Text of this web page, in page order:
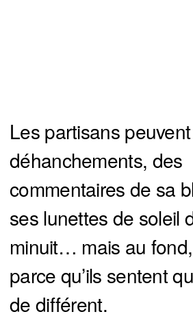
Les partisans
déhanchements, des
commentaires de sa
ses lunettes de soleil
minuit… mais au
parce qu’ils sentent
de différent.